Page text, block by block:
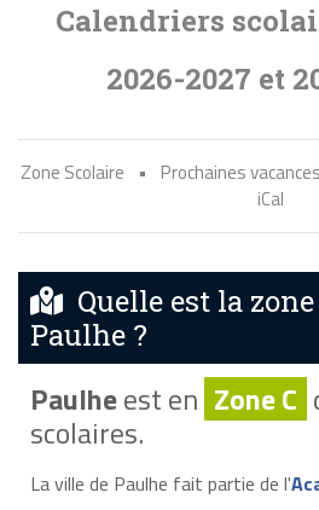
Calendriers
2026-2027 et
Zone Scolaire • Prochaines vacances
iCal
Quelle est la
Paulhe ?
Paulheest en Zone C
scolaires.
La ville de Paulhe fait partie de l'